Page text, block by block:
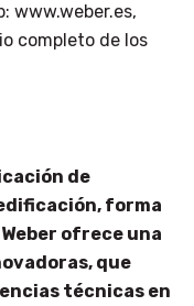
www.weber.es,
completo de los
de
forma
ofrece una
que
técnicas en